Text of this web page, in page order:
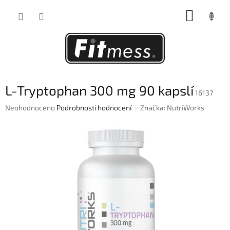
L-Tryptophan 300 mg 90 kapslí16137
Průměrné
Neohodnoceno Podrobnosti hodnocení Značka: NutriWorks